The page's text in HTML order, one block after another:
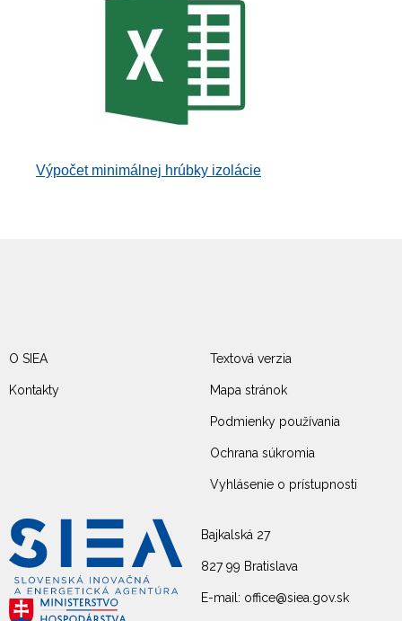
Výpočet minimálnej hrúbky izolácie
Bajkalská 27
827 99 Bratislava
E-mail: office@siea.gov.sk
O SIEA
Kontakty
Textová verzia
Mapa stránok
Podmienky používania
Ochrana súkromia
Vyhlásenie o prístupnosti